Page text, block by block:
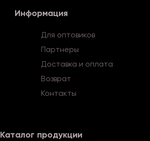
Информация
Для оптовиков
Партнеры
Доставка и оплата
Возврат
Контакты
Каталог продукции